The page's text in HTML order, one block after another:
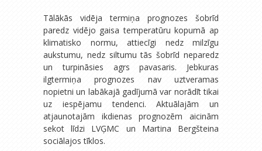
Tālākās vidēja termiņa prognozes šobrīd
paredz vidējo gaisa temperatūru kopumā ap
klimatisko normu, attiecīgi nedz milzīgu
aukstumu, nedz siltumu tās šobrīd neparedz
un turpināsies agrs pavasaris. Jebkuras
ilgtermiņa prognozes nav uztveramas
nopietni un labākajā gadījumā var norādīt tikai
uz iespējamu tendenci. Aktuālajām un
atjaunotajām ikdienas prognozēm aicinām
sekot līdzi LVĢMC un Martina Bergšteina
sociālajos tīklos.